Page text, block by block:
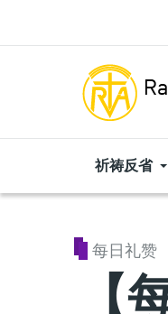
祈祷反省
每日礼赞
【